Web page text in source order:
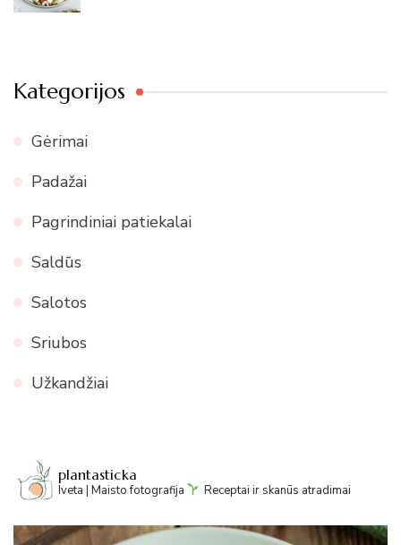
Kategorijos
Gėrimai
Padažai
Pagrindiniai patiekalai
Saldūs
Salotos
Sriubos
Užkandžiai
plantasticka
Iveta | Maisto fotografija Receptai ir skanūs atradimai